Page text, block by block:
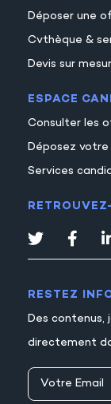
Déposer une
Cvthèque &
Devis sur
ESPACE
Consulter les
Déposez votre
Services
RESTEZ
Des contenus,
directement